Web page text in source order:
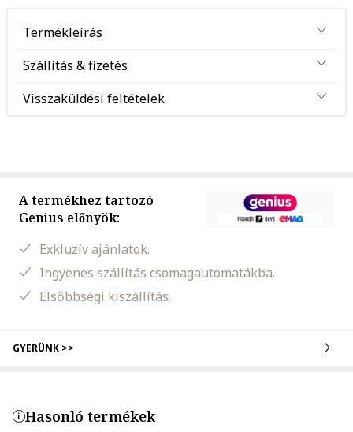
Termékleírás
Szállítás & fizetés
Visszaküldési feltételek
A termékhez tartozó
Genius előnyök:
Exkluzív ajánlatok.
Ingyenes szállítás csomagautomatákba.
Elsőbbségi kiszállítás.
GYERÜNK >>
Hasonló termékek